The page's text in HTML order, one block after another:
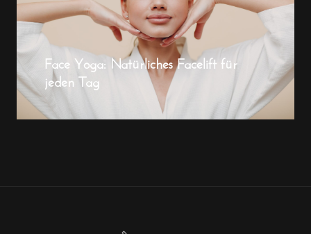
Face Yoga: Natürliches Facelift für
jeden Tag